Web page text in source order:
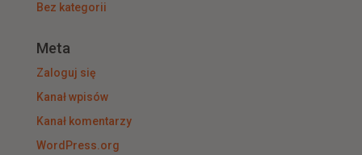
Bez kategorii
Meta
Zaloguj się
Kanał wpisów
Kanał komentarzy
WordPress.org